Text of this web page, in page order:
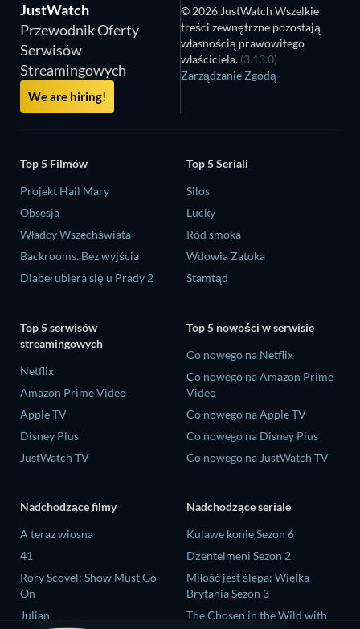
JustWatch
Przewodnik Oferty
Serwisów
Streamingowych
We are hiring!
© 2026 JustWatch Wszelkie
treści zewnętrzne pozostają
własnością prawowitego
właściciela. (3.13.0)
Zarządzanie Zgodą
Top 5 Filmów
Projekt Hail Mary
Obsesja
Władcy Wszechświata
Backrooms. Bez wyjścia
Diabeł ubiera się u Prady 2
Top 5 Seriali
Silos
Lucky
Ród smoka
Wdowia Zatoka
Stamtąd
Top 5 serwisów
streamingowych
Netflix
Amazon Prime Video
Apple TV
Disney Plus
JustWatch TV
Top 5 nowości w serwisie
Co nowego na Netflix
Co nowego na Amazon Prime
Video
Co nowego na Apple TV
Co nowego na Disney Plus
Co nowego na JustWatch TV
Nadchodzące filmy
A teraz wiosna
41
Rory Scovel: Show Must Go
On
Julian
Nadchodzące seriale
Kulawe konie Sezon 6
Dżentelmeni Sezon 2
Miłość jest ślepa: Wielka
Brytania Sezon 3
The Chosen in the Wild with